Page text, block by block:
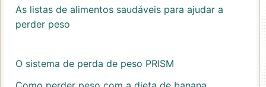
As listas de alimentos saudáveis ​​para ajudar a
perder peso
O sistema de perda de peso PRISM